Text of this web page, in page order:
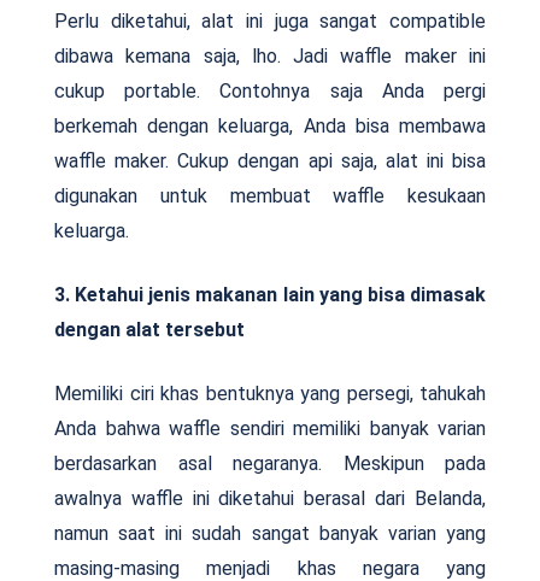
Perlu diketahui, alat ini juga sangat compatible
dibawa kemana saja, lho. Jadi waffle maker ini
cukup portable. Contohnya saja Anda pergi
berkemah dengan keluarga, Anda bisa membawa
waffle maker. Cukup dengan api saja, alat ini bisa
digunakan untuk membuat waffle kesukaan
keluarga.
3. Ketahui jenis makanan lain yang bisa dimasak
dengan alat tersebut
Memiliki ciri khas bentuknya yang persegi, tahukah
Anda bahwa waffle sendiri memiliki banyak varian
berdasarkan asal negaranya. Meskipun pada
awalnya waffle ini diketahui berasal dari Belanda,
namun saat ini sudah sangat banyak varian yang
masing-masing menjadi khas negara yang